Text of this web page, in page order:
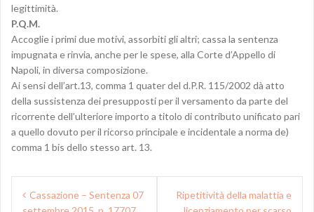
legittimità.
P.Q.M.
Accoglie i primi due motivi, assorbiti gli altri; cassa la sentenza
impugnata e rinvia, anche per le spese, alla Corte d’Appello di
Napoli, in diversa composizione.
Ai sensi dell’art.13, comma 1 quater del d.P.R. 115/2002 dà atto
della sussistenza dei presupposti per il versamento da parte del
ricorrente dell’ulteriore importo a titolo di contributo unificato pari
a quello dovuto per il ricorso principale e incidentale a norma de)
comma 1 bis dello stesso art. 13.
Cassazione – Sentenza 07
Ripetitività della malattia e